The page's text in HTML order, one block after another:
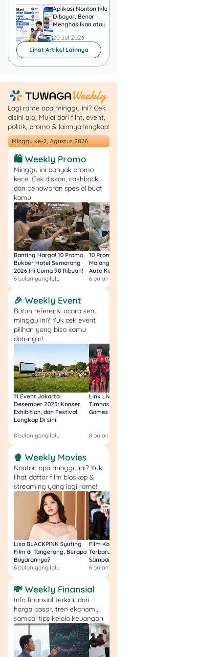
harga lebih hemat!
🤑 Promo: Voucher hingga
75RB, diskon hingga 30%
dan tambahan 5% untuk
member
2025
💳 Pembayaran: Semua
metode pembayaran di
store
📍 Lokasi: Seluruh store
Watsons
💡 Catatan: Promo berlaku
untuk produk skincare
terpilih, syarat & ketentuan
berlaku.
5. Watsons x
JakartaXBeauty 2025
Rayain momen seru bareng
Watsons di Jakarta Beauty
2025! 💄 Nikmatin diskon
hingga 50% dan cashback
hingga Rp100.000, plus
member!
🤑 Promo: Diskon hingga
50%, Cashback hingga
Rp100.000, dan ekstra
diskon 5% untuk member
📅 Periode: 4–7 Desember
💳 Pembayaran: Semua
metode pembayaran di
event
📍 Lokasi: Jakarta
Convention Center, Hall A –
L31
💡 Catatan: Promo berlaku
di event Jakarta Beauty,
untuk produk terpilih, dan
syarat & ketentuan berlaku.
Yuk Jangan Sampai
Aplikasi Nonton Iklan
Dibayar, Benar
Menghasilkan atau Cuma
20 Jul 2026
Lihat Artikel Lainnya
Lagi rame apa minggu ini? Cek
disini aja! Mulai dari film, event,
politik, promo & lainnya lengkap!
Minggu ke-2, Agustus 2026
🛍️ Weekly Promo
Minggu ini banyak promo
kece! Cek diskon, cashback,
dan penawaran spesial buat
kamu
Banting Harga! 10 Promo
Bukber Hotel Semarang
2026 Ini Cuma 90 Ribuan!
6 bulan yang lalu
10 Promo Bukber Hotel
Malang 2026: Start 75rb,
Auto Kenyang!
6 bulan yang lalu
🎉 Weekly Event
Butuh referensi acara seru
minggu ini? Yuk cek event
pilihan yang bisa kamu
datengin!
11 Event Jakarta
Desember 2025: Konser,
Exhibition, dan Festival
Lengkap Di sini!
8 bulan yang lalu
Link Live Streaming
Timnas vs Filipina SEA
Games Malam Ini, Gratis!
8 bulan yang lalu
🍿 Weekly Movies
Nonton apa minggu ini? Yuk
lihat daftar film bioskop &
streaming yang lagi rame!
Lisa BLACKPINK Syuting
Film di Tangerang, Berapa
Bayarannya?
6 bulan yang lalu
Film Komedi Indonesia
Terbaru 2026, Siap Ngakak
Sampai Sakit Perut!
6 bulan yang lalu
💸 Weekly Finansial
Info finansial terkini: dari
harga pasar, tren ekonomi,
sampai tips kelola keuangan